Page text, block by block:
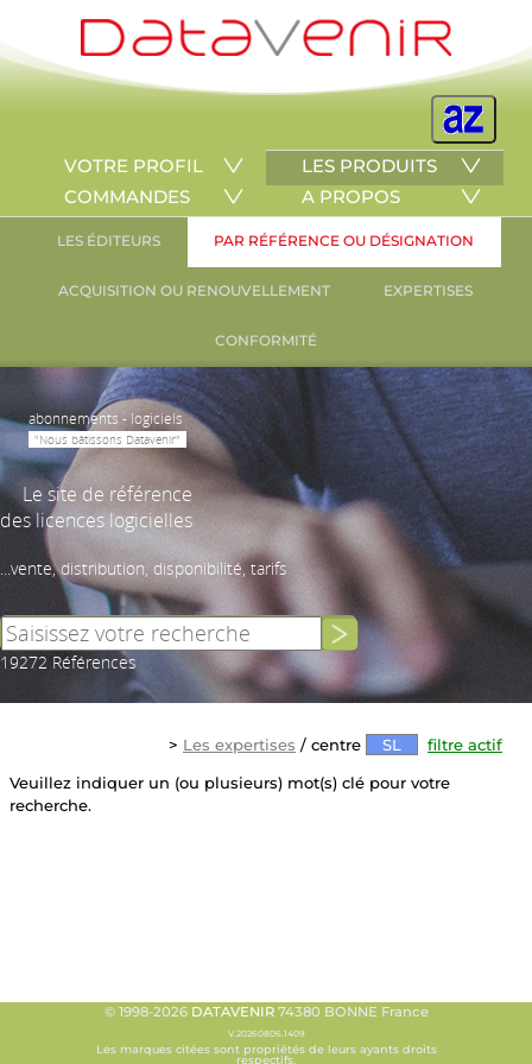
VOTRE PROFIL
LES PRODUITS
COMMANDES
A PROPOS
LES ÉDITEURS PAR RÉFÉRENCE OU DÉSIGNATION
ACQUISITION OU RENOUVELLEMENT EXPERTISES
CONFORMITÉ
abonnements - logiciels
"Nous bâtissons Datavenir"
Le site de référence
des licences logicielles
...vente, distribution, disponibilité, tarifs
19272 Références
> Les expertises / centre SL
filtre actif
Veuillez indiquer un (ou plusieurs) mot(s) clé pour votre
recherche.
© 1998-2026 DATAVENIR74380 BONNE France
V.20260806.1409
Les marques citées sont propriétés de leurs ayants droits
respectifs.